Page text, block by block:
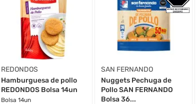
REDONDOS
Hamburguesa de pollo
REDONDOS Bolsa 14un
Bolsa 14un
SAN FERNANDO
Nuggets Pechuga de
Pollo SAN FERNANDO
Bolsa 36...